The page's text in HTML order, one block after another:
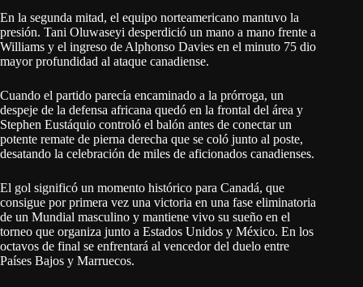
En la segunda mitad, el equipo norteamericano mantuvo la
presión. Tani Oluwaseyi desperdició un mano a mano frente a
Williams y el ingreso de Alphonso Davies en el minuto 75 dio
mayor profundidad al ataque canadiense.
Cuando el partido parecía encaminado a la prórroga, un
despeje de la defensa africana quedó en la frontal del área y
Stephen Eustáquio controló el balón antes de conectar un
potente remate de pierna derecha que se coló junto al poste,
desatando la celebración de miles de aficionados canadienses.
El gol significó un momento histórico para Canadá, que
consigue por primera vez una victoria en una fase eliminatoria
de un Mundial masculino y mantiene vivo su sueño en el
torneo que organiza junto a Estados Unidos y México. En los
octavos de final se enfrentará al vencedor del duelo entre
Países Bajos y Marruecos.